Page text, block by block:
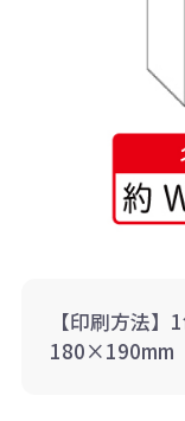
【印刷方法】
180×190mm